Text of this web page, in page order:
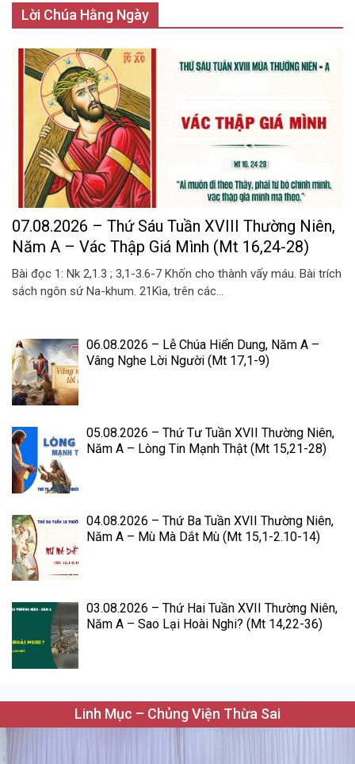
Lời Chúa Hằng Ngày
07.08.2026 – Thứ Sáu Tuần XVIII Thường Niên,
Năm A – Vác Thập Giá Mình (Mt 16,24-28)
Bài đọc 1: Nk 2,1.3 ; 3,1-3.6-7 Khốn cho thành vấy máu. Bài trích
sách ngôn sứ Na-khum. 21Kìa, trên các...
06.08.2026 – Lễ Chúa Hiển Dung, Năm A –
Vâng Nghe Lời Người (Mt 17,1-9)
05.08.2026 – Thứ Tư Tuần XVII Thường Niên,
Năm A – Lòng Tin Mạnh Thật (Mt 15,21-28)
04.08.2026 – Thứ Ba Tuần XVII Thường Niên,
Năm A – Mù Mà Dắt Mù (Mt 15,1-2.10-14)
03.08.2026 – Thứ Hai Tuần XVII Thường Niên,
Năm A – Sao Lại Hoài Nghi? (Mt 14,22-36)
Linh Mục – Chủng Viện Thừa Sai